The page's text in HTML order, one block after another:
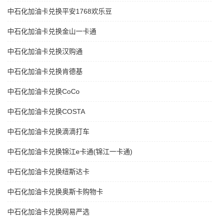
中石化加油卡兑换平安1768欢乐豆
中石化加油卡兑换金山一卡通
中石化加油卡兑换汉购通
中石化加油卡兑换肯德基
中石化加油卡兑换CoCo
中石化加油卡兑换COSTA
中石化加油卡兑换滴滴打车
中石化加油卡兑换锦江e卡通(锦江一卡通)
中石化加油卡兑换纽斯达卡
中石化加油卡兑换奥斯卡购物卡
中石化加油卡兑换网易严选